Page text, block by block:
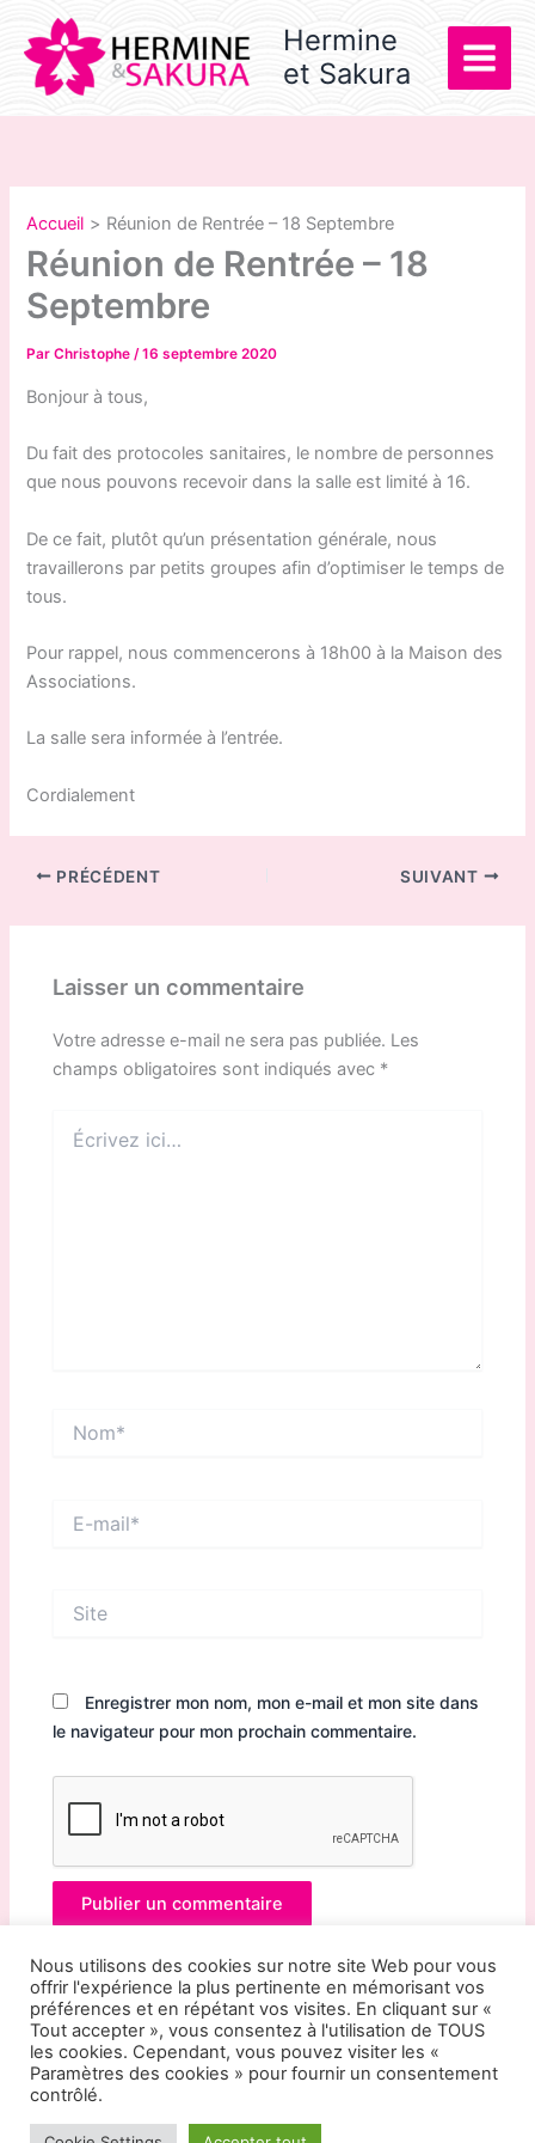
contenu
Hermine
et Sakura
Accueil Réunion de Rentrée – 18 Septembre
Réunion de Rentrée – 18
Septembre
ParChristophe/16 septembre 2020
Bonjour à tous,
Du fait des protocoles sanitaires, le nombre de personnes
que nous pouvons recevoir dans la salle est limité à 16.
De ce fait, plutôt qu’un présentation générale, nous
travaillerons par petits groupes afin d’optimiser le temps de
tous.
Pour rappel, nous commencerons à 18h00 à la Maison des
Associations.
La salle sera informée à l’entrée.
Cordialement
PRÉCÉDENT SUIVANT
Laisser un commentaire
Votre adresse e-mail ne sera pas publiée. Les
champs obligatoires sont indiqués avec *
ici…
mail*
Enregistrer mon nom, mon e-mail et mon site dans
le navigateur pour mon prochain commentaire.
Nous utilisons des cookies sur notre site Web pour vous
offrir l'expérience la plus pertinente en mémorisant vos
préférences et en répétant vos visites. En cliquant sur «
Tout accepter », vous consentez à l'utilisation de TOUS
les cookies. Cependant, vous pouvez visiter les «
Paramètres des cookies » pour fournir un consentement
contrôlé.